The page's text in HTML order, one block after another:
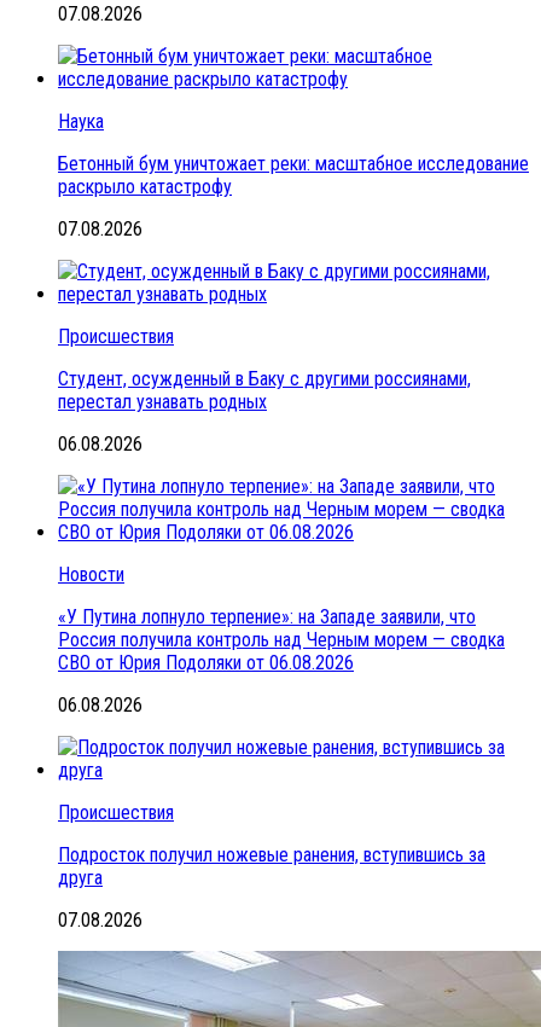
07.08.2026
Наука
Бетонный бум уничтожает реки: масштабное исследование
раскрыло катастрофу
07.08.2026
Происшествия
Студент, осужденный в Баку с другими россиянами,
перестал узнавать родных
06.08.2026
Новости
«У Путина лопнуло терпение»: на Западе заявили, что
Россия получила контроль над Черным морем — сводка
СВО от Юрия Подоляки от 06.08.2026
06.08.2026
Происшествия
Подросток получил ножевые ранения, вступившись за
друга
07.08.2026